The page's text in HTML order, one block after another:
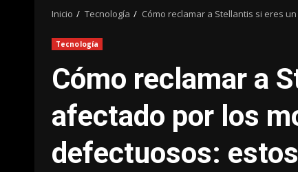
Inicio Tecnología Cómo reclamar a Stellantis si eres
Tecnología
Cómo reclamar a
afectado por los
defectuosos: